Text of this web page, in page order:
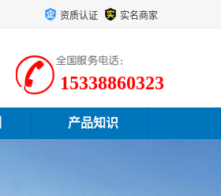
资质认证 实名商家
15338860323
产品知识